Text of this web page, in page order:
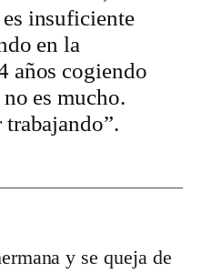
insuficiente
en la
años cogiendo
es mucho.
trabajando”.
y se queja de